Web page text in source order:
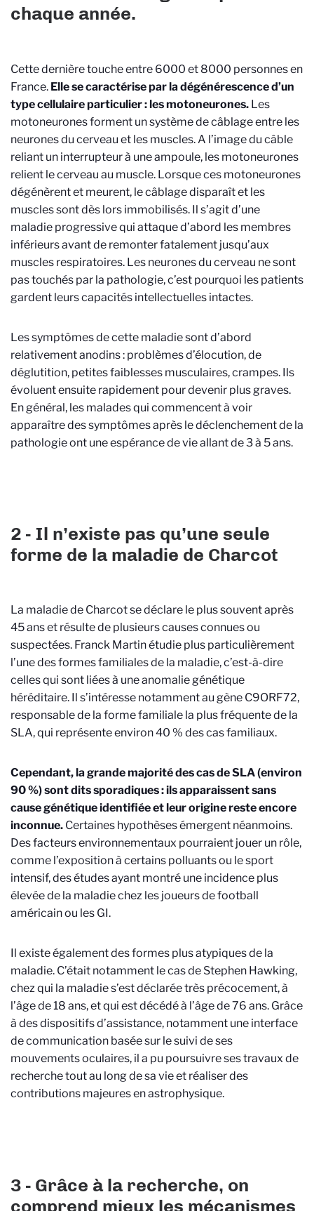
chaque année.
Cette dernière touche entre 6000 et 8000 personnes en
France. Elle se caractérise par la dégénérescence d’un
type cellulaire particulier : les motoneurones. Les
motoneurones forment un système de câblage entre les
neurones du cerveau et les muscles. A l’image du câble
reliant un interrupteur à une ampoule, les motoneurones
relient le cerveau au muscle. Lorsque ces motoneurones
dégénèrent et meurent, le câblage disparaît et les
muscles sont dès lors immobilisés. Il s’agit d’une
maladie progressive qui attaque d’abord les membres
inférieurs avant de remonter fatalement jusqu’aux
muscles respiratoires. Les neurones du cerveau ne sont
pas touchés par la pathologie, c’est pourquoi les patients
gardent leurs capacités intellectuelles intactes.
Les symptômes de cette maladie sont d’abord
relativement anodins : problèmes d’élocution, de
déglutition, petites faiblesses musculaires, crampes. Ils
évoluent ensuite rapidement pour devenir plus graves.
En général, les malades qui commencent à voir
apparaître des symptômes après le déclenchement de la
pathologie ont une espérance de vie allant de 3 à 5 ans.
2 - Il n’existe pas qu’une seule
forme de la maladie de Charcot
La maladie de Charcot se déclare le plus souvent après
45 ans et résulte de plusieurs causes connues ou
suspectées. Franck Martin étudie plus particulièrement
l’une des formes familiales de la maladie, c’est-à-dire
celles qui sont liées à une anomalie génétique
héréditaire. Il s’intéresse notamment au gène C9ORF72,
responsable de la forme familiale la plus fréquente de la
SLA, qui représente environ 40 % des cas familiaux.
Cependant, la grande majorité des cas de SLA (environ
90 %) sont dits sporadiques : ils apparaissent sans
cause génétique identifiée et leur origine reste encore
inconnue. Certaines hypothèses émergent néanmoins.
Des facteurs environnementaux pourraient jouer un rôle,
comme l’exposition à certains polluants ou le sport
intensif, des études ayant montré une incidence plus
élevée de la maladie chez les joueurs de football
américain ou les GI.
Il existe également des formes plus atypiques de la
maladie. C’était notamment le cas de Stephen Hawking,
chez qui la maladie s’est déclarée très précocement, à
l’âge de 18 ans, et qui est décédé à l’âge de 76 ans. Grâce
à des dispositifs d’assistance, notamment une interface
de communication basée sur le suivi de ses
mouvements oculaires, il a pu poursuivre ses travaux de
recherche tout au long de sa vie et réaliser des
contributions majeures en astrophysique.
3 - Grâce à la recherche, on
comprend mieux les mécanismes